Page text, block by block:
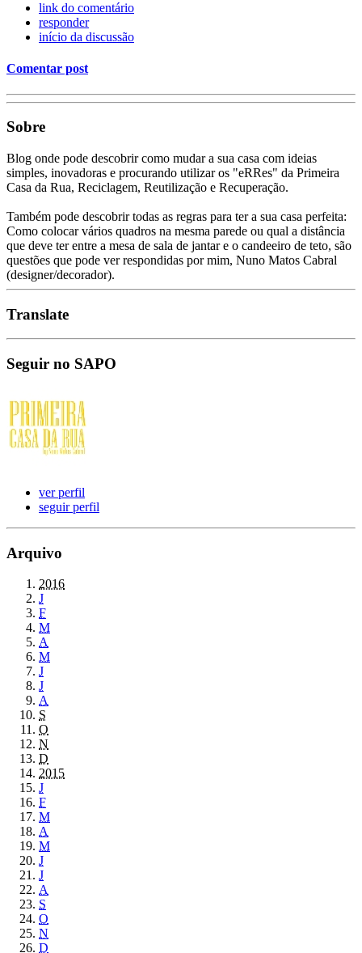
link do comentário
responder
início da discussão
Comentar post
Sobre
Blog onde pode descobrir como mudar a sua casa com ideias
simples, inovadoras e procurando utilizar os "eRRes" da Primeira
Casa da Rua, Reciclagem, Reutilização e Recuperação.
Também pode descobrir todas as regras para ter a sua casa perfeita:
Como colocar vários quadros na mesma parede ou qual a distância
que deve ter entre a mesa de sala de jantar e o candeeiro de teto, são
questões que pode ver respondidas por mim, Nuno Matos Cabral
(designer/decorador).
Translate
Seguir no SAPO
ver perfil
seguir perfil
Arquivo
2016
J
F
M
A
M
J
J
A
S
O
N
D
2015
J
F
M
A
M
J
J
A
S
O
N
D